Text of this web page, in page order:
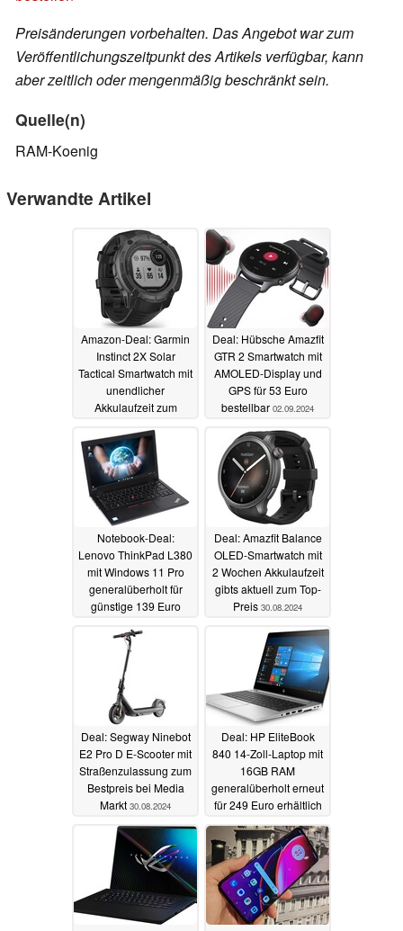
Preisänderungen vorbehalten. Das Angebot war zum
Veröffentlichungszeitpunkt des Artikels verfügbar, kann
aber zeitlich oder mengenmäßig beschränkt sein.
Quelle(n)
RAM-Koenig
Verwandte Artikel
Amazon-Deal: Garmin
Instinct 2X Solar
Tactical Smartwatch mit
unendlicher
Akkulaufzeit zum
Deal: Hübsche Amazfit
GTR 2 Smartwatch mit
AMOLED-Display und
GPS für 53 Euro
bestellbar 02.09.2024
Notebook-Deal:
Lenovo ThinkPad L380
mit Windows 11 Pro
generalüberholt für
günstige 139 Euro
Deal: Amazfit Balance
OLED-Smartwatch mit
2 Wochen Akkulaufzeit
gibts aktuell zum Top-
Preis 30.08.2024
Deal: Segway Ninebot
E2 Pro D E-Scooter mit
Straßenzulassung zum
Bestpreis bei Media
Markt 30.08.2024
Deal: HP EliteBook
840 14-Zoll-Laptop mit
16GB RAM
generalüberholt erneut
für 249 Euro erhältlich
29.08.2024